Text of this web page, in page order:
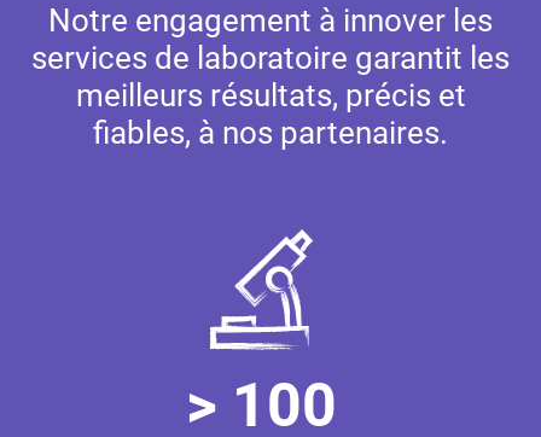
Notre engagement à innover les
services de laboratoire garantit les
meilleurs résultats, précis et
fiables, à nos partenaires.
> 100